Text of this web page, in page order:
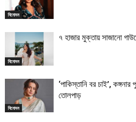
বিনোদন
বিনোদন
৭ হাজার মুক্তায় সাজানো
বিনোদন
‘পাকিস্তানি বর চাই’,
তোলপাড়